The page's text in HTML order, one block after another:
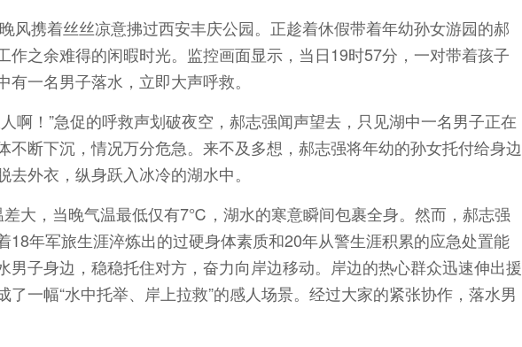
风携着丝丝凉意拂过西安丰庆公园。正趁着休假带着年幼孙女游园的郝
作之余难得的闲暇时光。监控画面显示，当日19时57分，一对带着孩子
有一名男子落水，立即大声呼救。
啊！”急促的呼救声划破夜空，郝志强闻声望去，只见湖中一名男子正在
不断下沉，情况万分危急。来不及多想，郝志强将年幼的孙女托付给身边
去外衣，纵身跃入冰冷的湖水中。
大，当晚气温最低仅有7℃，湖水的寒意瞬间包裹全身。然而，郝志强
18年军旅生涯淬炼出的过硬身体素质和20年从警生涯积累的应急处置能
男子身边，稳稳托住对方，奋力向岸边移动。岸边的热心群众迅速伸出援
了一幅“水中托举、岸上拉救”的感人场景。经过大家的紧张协作，落水男